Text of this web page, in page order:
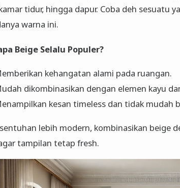
tidur, hingga dapur. Coba deh sesuatu
warna ini.
Beige Selalu Populer?
kehangatan alami pada ruangan.
dikombinasikan dengan elemen kayu
kesan timeless dan tidak mudah
lebih modern, kombinasikan beige
tampilan tetap fresh.